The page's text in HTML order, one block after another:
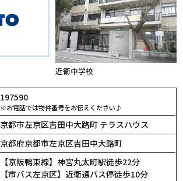
近衛中学校
197590
※お電話では物件番号をお伝えください♪
京都市左京区吉田中大路町 テラスハウス
京都府京都市左京区吉田中大路町
【京阪鴨東線】神宮丸太町駅徒歩22分
【市バス左京区】近衛通バス停徒歩10分